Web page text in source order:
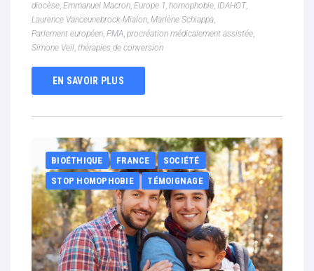
diocèse, Emmanuel Macron, Europe 1, homophobie, IDAHOT,
Laurence Vanceunebrock-Mialon, Marlène Schiappa,
Parlement européen, PMA, procréation médicalement assistée,
Simone Veil, thérapies de conversion
EN SAVOIR PLUS
BIOÉTHIQUE FRANCE
SOCIÉTÉ
STOP HOMOPHOBIE
TÉMOIGNAGE